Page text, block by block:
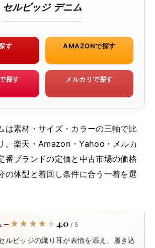
セルビッジ デニム
す AMAZONで探す
探す メルカリで探す
は素材・サイズ・カラーの三軸で比
。楽天・Amazon・Yahoo・メルカ
番ブランドの定価と中古市場の価格
の体型と着回し条件に合う一着を選
ー ★★★★★
★★★★★ 4.0 / 5
ルビッジの織り耳が表情を添え、履き込